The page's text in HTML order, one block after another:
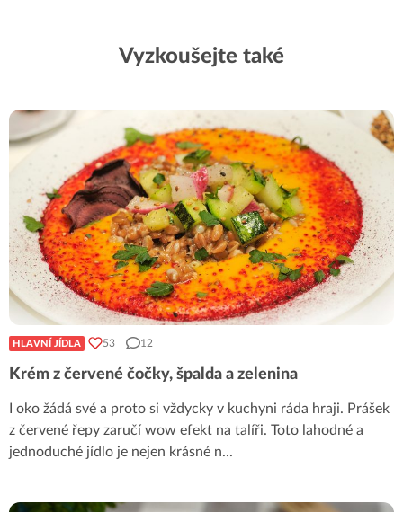
Vyzkoušejte také
HLAVNÍ JÍDLA 53 12
Krém z červené čočky, špalda a zelenina
I oko žádá své a proto si vždycky v kuchyni ráda hraji. Prášek
z červené řepy zaručí wow efekt na talíři. Toto lahodné a
jednoduché jídlo je nejen krásné n...